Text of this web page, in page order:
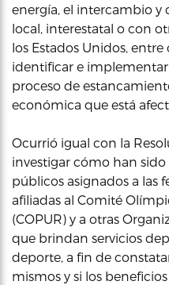
energía, el intercambio
local, interestatal o con
los Estados Unidos, entre
identificar e
proceso de
económica que está
Ocurrió igual con la
investigar cómo han
públicos asignados a las
afiliadas al Comité
(COPUR) y a otras
que brindan servicios
deporte, a fin de
mismos y si los